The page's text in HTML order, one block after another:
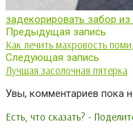
задекорировать забор из
Предыдущая запись
Как лечить махровость
Следующая запись
Лучшая засолочная пятерка
Увы, комментариев пока
Есть, что сказать? -